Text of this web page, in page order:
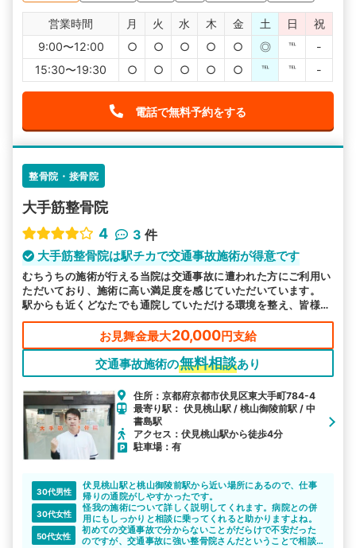
営業時間 月 火 水 木 金 土 日
祝
9:00〜12:00
○ ○ ○ ○ ○ ◎ ℡
-
15:30〜19:30
○ ○ ○ ○ ○ ℡ ℡ -
電話で無料予約をする
整骨院・接骨院
大手筋整骨院
4
3 件
大手筋整骨院は駅チカで交通事故施術が得意です
むちうちの施術が行える当院は交通事故に遭われた方にご利用い
ただいており、施術に高い満足度を感じていただいています。
駅からも近くどなたでも通院していただける環境を整え、皆様の
お越しをお待ちしております。
お見舞金最大20,000円支給
交通事故施術の無料相談あり
住所：京都府京都市伏見区東大手町784-4
最寄り駅： 伏見桃山駅 / 桃山御陵前駅 / 中
書島駅
アクセス：伏見桃山駅から徒歩4分
駐車場：有
30代男性
伏見桃山駅と桃山御陵前駅から近い場所にあるので、仕事
帰りの通院がしやすかったです。
30代女性
怪我の施術について詳しく説明してくれます。病院との併
用にもしっかりと相談に乗ってくれると助かりますよね。
50代女性
初めての交通事故で分からないことがだらけで不安だった
のですが、交通事故に強い整骨院さんだということで相談